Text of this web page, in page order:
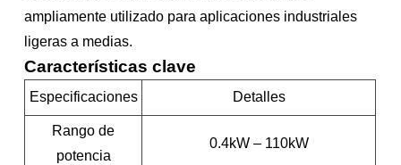
ampliamente utilizado para aplicaciones industriales
ligeras a medias.
Características clave
Especificaciones Detalles
Rango de
potencia
0.4kW – 110kW